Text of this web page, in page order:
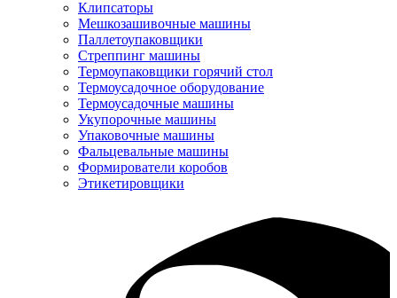
Клипсаторы
Мешкозашивочные машины
Паллетоупаковщики
Стреппинг машины
Термоупаковщики горячий стол
Термоусадочное оборудование
Термоусадочные машины
Укупорочные машины
Упаковочные машины
Фальцевальные машины
Формирователи коробов
Этикетировщики